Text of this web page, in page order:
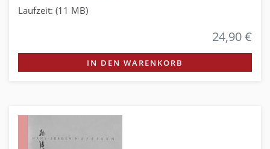
Laufzeit: (11 MB)
24,90 €
IN DEN WARENKORB